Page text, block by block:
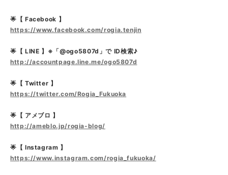
🌟【 Facebook 】
https://www.facebook.com/rogia.tenjin
🌟【 LINE 】※「@ogo5807d」で ID検索♪
http://accountpage.line.me/ogo5807d
🌟【 Twitter 】
https://twitter.com/Rogia_Fukuoka
🌟【 アメブロ 】
http://ameblo.jp/rogia-blog/
🌟【 Instagram 】
https://www.instagram.com/rogia_fukuoka/